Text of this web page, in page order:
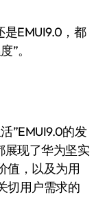
EMUI9.0，都
”。
”EMUI9.0的发
展现了华为坚实
值，以及为用
切用户需求的